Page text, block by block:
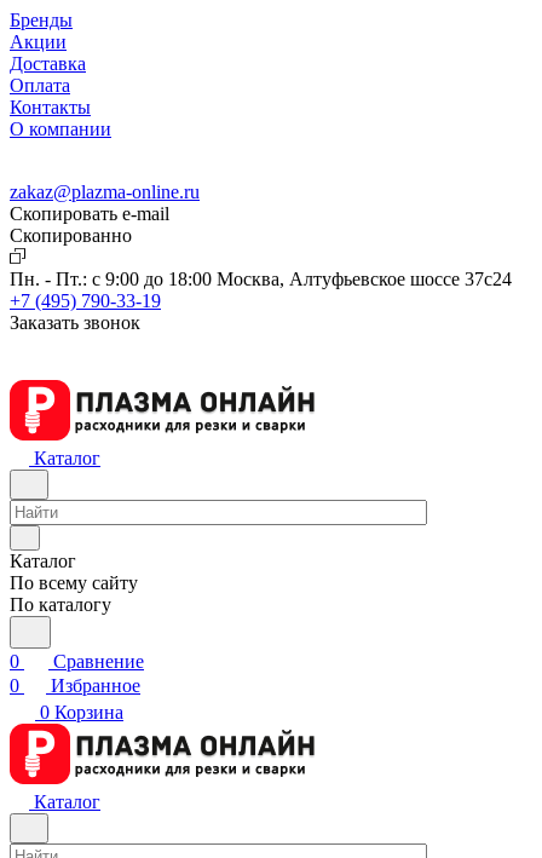
Бренды
Акции
Доставка
Оплата
Контакты
О компании
zakaz@plazma-online.ru
Скопировать e-mail
Cкопированно
Пн. - Пт.: с 9:00 до 18:00 Москва, Алтуфьевское шоссе 37с24
+7 (495) 790-33-19
Заказать звонок
Каталог
Каталог
По всему сайту
По каталогу
0
Сравнение
0
Избранное
0 Корзина
Каталог